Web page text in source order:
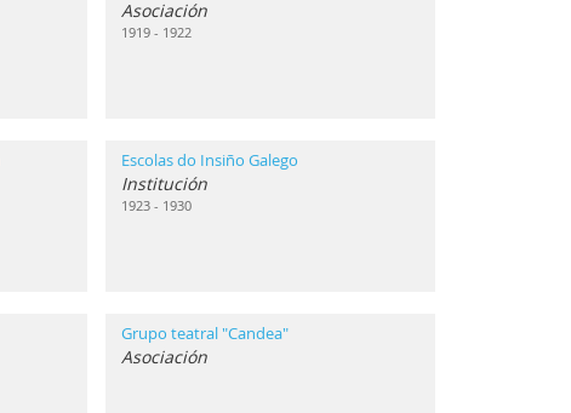
Asociación
1919 - 1922
Escolas do Insiño Galego
Institución
1923 - 1930
Grupo teatral "Candea"
Asociación